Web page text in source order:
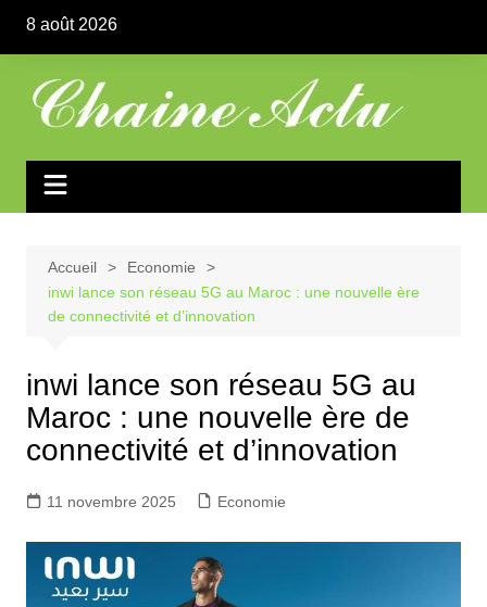
contenu
8 août 2026
Accueil
Economie
inwi lance son réseau 5G au Maroc : une nouvelle ère
de connectivité et d’innovation
inwi lance son réseau 5G au
Maroc : une nouvelle ère de
connectivité et d’innovation
11 novembre 2025 Economie